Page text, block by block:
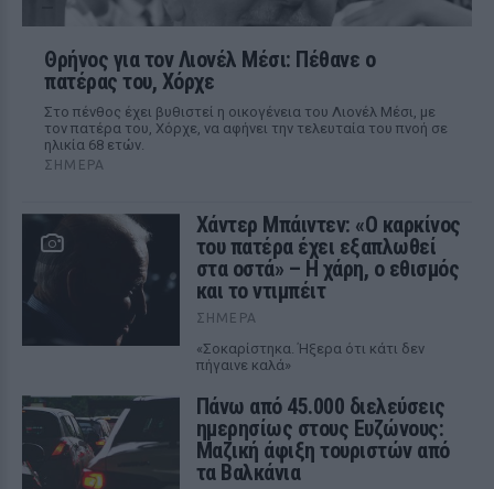
Θρήνος για τον Λιονέλ Μέσι: Πέθανε ο
πατέρας του, Χόρχε
Στο πένθος έχει βυθιστεί η οικογένεια του Λιονέλ Μέσι, με
τον πατέρα του, Χόρχε, να αφήνει την τελευταία του πνοή σε
ηλικία 68 ετών.
ΣΉΜΕΡΑ
Χάντερ Μπάιντεν: «Ο καρκίνος
του πατέρα έχει εξαπλωθεί
στα οστά» – Η χάρη, ο εθισμός
και το ντιμπέιτ
ΣΉΜΕΡΑ
«Σοκαρίστηκα. Ήξερα ότι κάτι δεν
πήγαινε καλά»
Πάνω από 45.000 διελεύσεις
ημερησίως στους Ευζώνους:
Μαζική άφιξη τουριστών από
τα Βαλκάνια